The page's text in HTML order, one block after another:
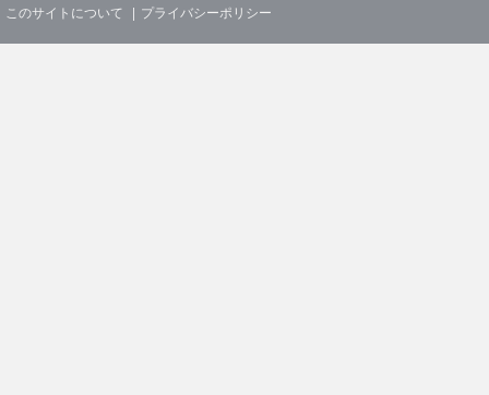
このサイトについて プライバシーポリシー